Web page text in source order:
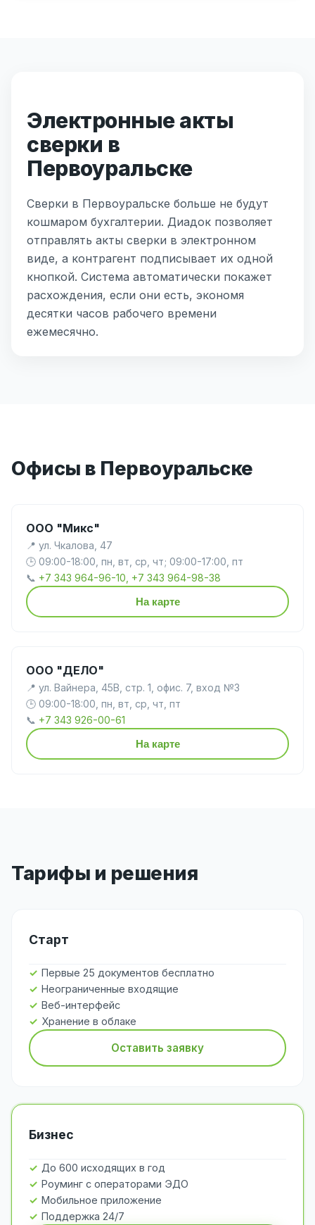
Электронные акты
сверки в
Первоуральске
Сверки в Первоуральске больше не будут
кошмаром бухгалтерии. Диадок позволяет
отправлять акты сверки в электронном
виде, а контрагент подписывает их одной
кнопкой. Система автоматически покажет
расхождения, если они есть, экономя
десятки часов рабочего времени
ежемесячно.
Офисы в Первоуральске
ООО "Микс"
📍 ул. Чкалова, 47
🕒 09:00-18:00, пн, вт, ср, чт; 09:00-17:00, пт
📞 +7 343 964-96-10, +7 343 964-98-38
На карте
ООО "ДЕЛО"
📍 ул. Вайнера, 45В, стр. 1, офис. 7, вход №3
🕒 09:00-18:00, пн, вт, ср, чт, пт
📞 +7 343 926-00-61
На карте
Тарифы и решения
Старт
Первые 25 документов бесплатно
Неограниченные входящие
Веб-интерфейс
Хранение в облаке
Оставить заявку
Бизнес
До 600 исходящих в год
Роуминг с операторами ЭДО
Мобильное приложение
Поддержка 24/7